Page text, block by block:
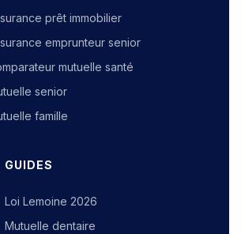
prêt immobilier
emprunteur senior
mutuelle santé
senior
famille
GUIDES
Loi Lemoine 2026
Mutuelle dentaire